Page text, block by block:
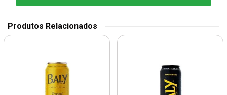
Produtos Relacionados